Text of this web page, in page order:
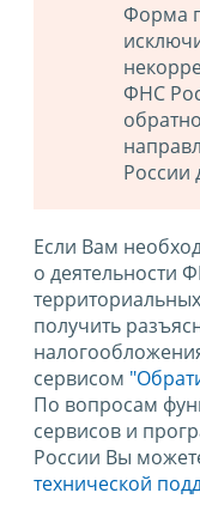
Форма
ФНС
России
Если Вам
о деятельности
получить
сервисом
По вопросам
сервисов и
России Вы
технической